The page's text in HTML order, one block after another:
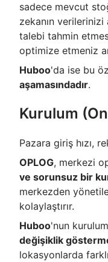
sadece mevcut
zekanın
talebi tahmin
optimize etmeniz
Huboo'da ise bu
aşamasındadır.
Kurulum
Pazara giriş hızı,
OPLOG, merkezi
ve sorunsuz bir
merkezden
kolaylaştırır.
Huboo'nun
değişiklik
lokasyonlarda